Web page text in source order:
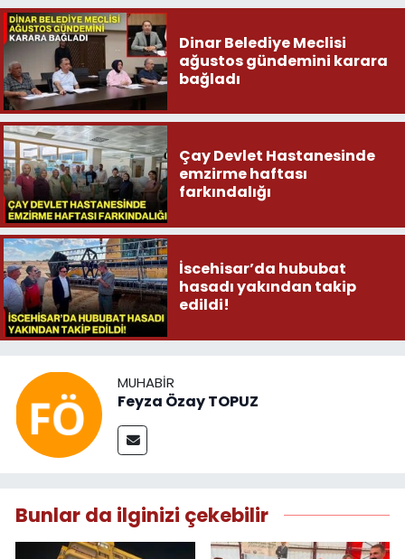
Dinar Belediye Meclisi
ağustos gündemini karara
bağladı
Çay Devlet Hastanesinde
emzirme haftası
farkındalığı
İscehisar’da hububat
hasadı yakından takip
edildi!
MUHABIR
Feyza Özay TOPUZ
Bunlar da ilginizi çekebilir